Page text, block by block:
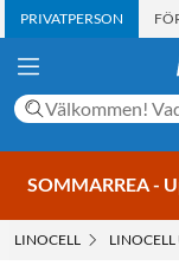
PRIVATPERSON
SOMMARREA -
LINOCELL LINOCELL